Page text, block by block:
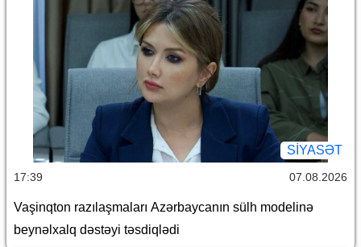
SİYASƏT
17:39 07.08.2026
Vaşinqton razılaşmaları Azərbaycanın sülh modelinə
beynəlxalq dəstəyi təsdiqlədi